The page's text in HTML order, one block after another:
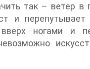
так – ветер в
и перепутывает
ногами и